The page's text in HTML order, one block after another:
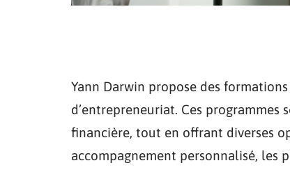
Yann Darwin propose des
d’entrepreneuriat. Ces
financière, tout en offrant diverses
accompagnement personnalisé, les